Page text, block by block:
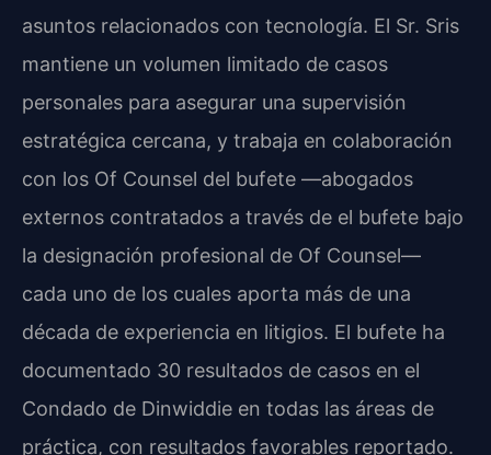
asuntos relacionados con tecnología. El Sr. Sris
mantiene un volumen limitado de casos
personales para asegurar una supervisión
estratégica cercana, y trabaja en colaboración
con los Of Counsel del bufete —abogados
externos contratados a través de el bufete bajo
la designación profesional de Of Counsel—
cada uno de los cuales aporta más de una
década de experiencia en litigios. El bufete ha
documentado 30 resultados de casos en el
Condado de Dinwiddie en todas las áreas de
práctica, con resultados favorables reportado.